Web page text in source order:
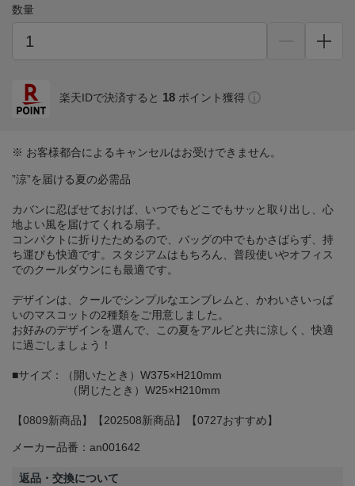
数量
楽天IDで決済すると 18 ポイント獲得
※ お客様都合によるキャンセルはお受けできません。
”涼”を届ける夏の必需品
カバンに忍ばせておけば、いつでもどこでもサッと取り出し、心
地よい風を届けてくれる扇子。
コンパクトに折りたためるので、バッグの中でもかさばらず、持
ち運びも快適です。スタジアムはもちろん、普段使いやオフィス
でのクールダウンにも最適です。
デザインは、クールでシンプルなエンブレムと、かわいさいっぱ
いのマスコットの2種類をご用意しました。
お好みのデザインを選んで、この夏をアルビと共に涼しく、快適
に過ごしましょう！
■サイズ：（開いたとき）W375×H210mm
（閉じたとき）W25×H210mm
【0809新商品】【202508新商品】【0727おすすめ】
メーカー品番：an001642
返品・交換について